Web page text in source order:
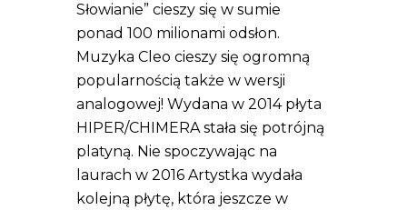
Słowianie” cieszy się w sumie
ponad 100 milionami odsłon.
Muzyka Cleo cieszy się ogromną
popularnością także w wersji
analogowej! Wydana w 2014 płyta
HIPER/CHIMERA stała się potrójną
platyną. Nie spoczywając na
laurach w 2016 Artystka wydała
kolejną płytę, która jeszcze w